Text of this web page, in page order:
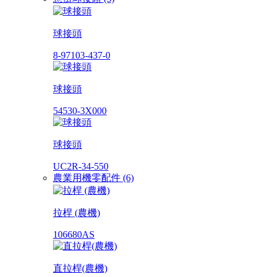
球接頭
8-97103-437-0
球接頭
54530-3X000
球接頭
UC2R-34-550
農業用機零配件 (6)
拉桿 (農機)
106680AS
直拉桿(農機)